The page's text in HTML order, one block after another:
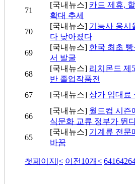
71
[국내뉴스] 카드 제휴,
확대 추세
70
[국내뉴스] 기능사 응시
다 낮아졌다
69
[국내뉴스] 한국 최초 빵
서 발굴
68
[국내뉴스] 리치몬드 제
반 졸업작품전
67 [국내뉴스] 상가 임대료
66
[국내뉴스] 월드컵 시즌
식문화 교류 정부가 뛴
65
[국내뉴스] 기계류 전문
바꿈
첫페이지 |< 이전10개< 641642